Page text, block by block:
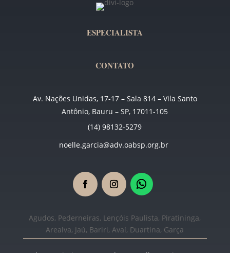
ESPECIALISTA
CONTATO
Av. Nações Unidas, 17-17 – Sala 814 – Vila Santo
Antônio, Bauru – SP, 17011-105
(14) 98132-5279
noelle.garcia@adv.oabsp.org.br
Agudos, Pederneiras, Lençóis Paulista, Piratininga,
Arealva, Jaú, Bariri, Avaí, Duartina, Garça